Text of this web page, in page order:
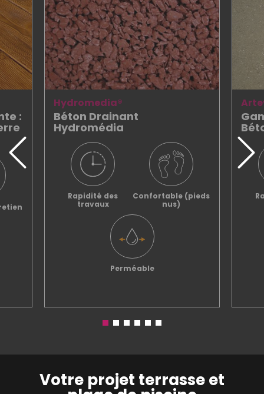
:
Hydromedia®
Béton Drainant
Hydromédia
Rapidité des
travaux
Confortable (pieds
nus)
Perméable
Votre projet terrasse et